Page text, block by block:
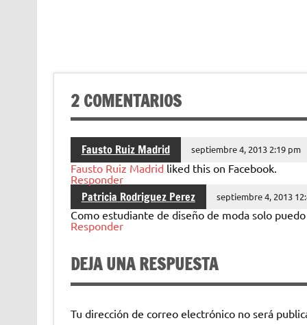
2 COMENTARIOS
Fausto Ruiz Madrid septiembre 4, 2013 2:19 pm
Fausto Ruiz Madridliked this on Facebook.
Responder
Patricia Rodriguez Perez septiembre 4, 2013
Como estudiante de diseño de moda solo
Responder
DEJA UNA RESPUESTA
Tu dirección de correo electrónico no será